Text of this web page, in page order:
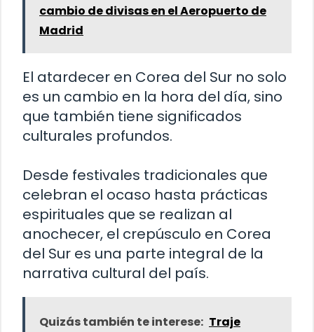
cambio de divisas en el Aeropuerto de
Madrid
El atardecer en Corea del Sur no solo
es un cambio en la hora del día, sino
que también tiene significados
culturales profundos.
Desde festivales tradicionales que
celebran el ocaso hasta prácticas
espirituales que se realizan al
anochecer, el crepúsculo en Corea
del Sur es una parte integral de la
narrativa cultural del país.
Quizás también te interese: Traje